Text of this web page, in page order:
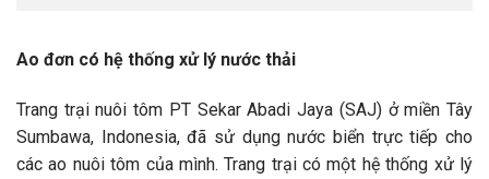
Ao đơn có hệ thống xử lý nước thải
Trang trại nuôi tôm PT Sekar Abadi Jaya (SAJ) ở miền Tây
Sumbawa, Indonesia, đã sử dụng nước biển trực tiếp cho
các ao nuôi tôm của mình. Trang trại có một hệ thống xử lý